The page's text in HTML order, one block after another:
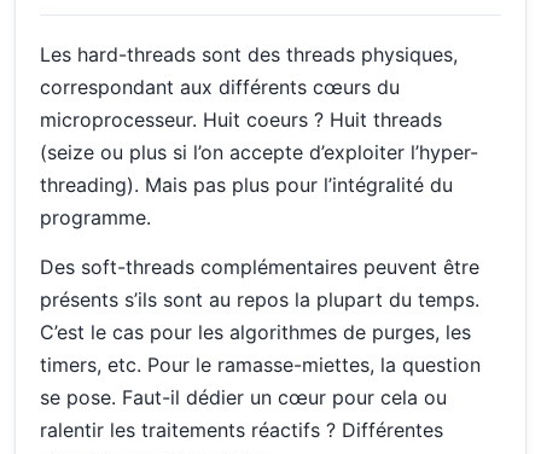
Les hard-threads sont des threads physiques,
correspondant aux différents cœurs du
microprocesseur. Huit coeurs ? Huit threads
(seize ou plus si l’on accepte d’exploiter l’hyper-
threading). Mais pas plus pour l’intégralité du
programme.
Des soft-threads complémentaires peuvent être
présents s’ils sont au repos la plupart du temps.
C’est le cas pour les algorithmes de purges, les
timers, etc. Pour le ramasse-miettes, la question
se pose. Faut-il dédier un cœur pour cela ou
ralentir les traitements réactifs ? Différentes